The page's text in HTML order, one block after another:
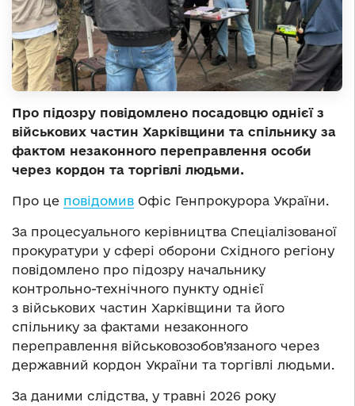
Про підозру повідомлено посадовцю однієї з
військових частин Харківщини та спільнику за
фактом незаконного переправлення особи
через кордон та торгівлі людьми.
Про це повідомив Офіс Генпрокурора України.
За процесуального керівництва Спеціалізованої
прокуратури у сфері оборони Східного регіону
повідомлено про підозру начальнику
контрольно-технічного пункту однієї
з військових частин Харківщини та його
спільнику за фактами незаконного
переправлення військовозобов’язаного через
державний кордон України та торгівлі людьми.
За даними слідства, у травні 2026 року